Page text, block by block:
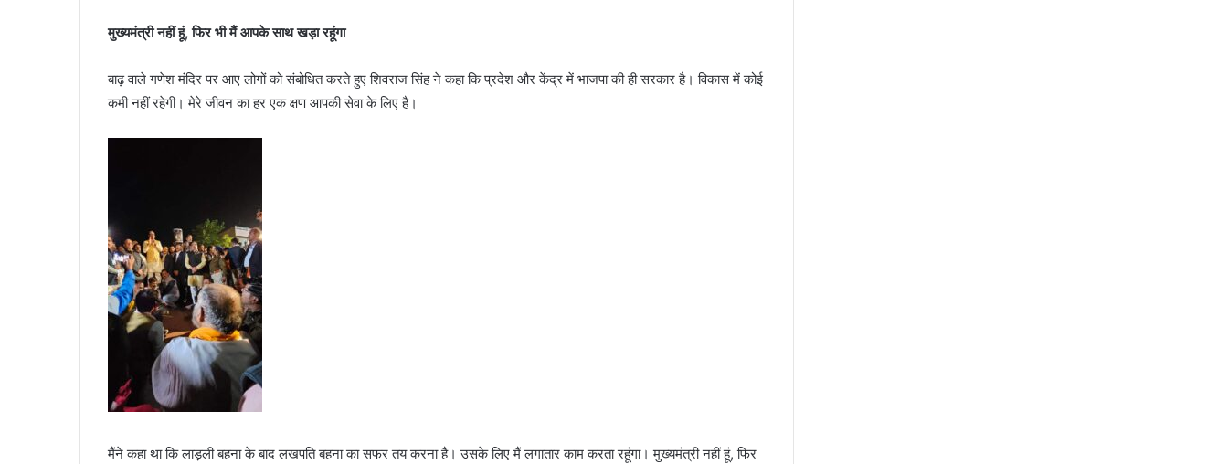
मुख्यमंत्री नहीं हूं, फिर भी मैं आपके साथ खड़ा रहूंगा
बाढ़ वाले गणेश मंदिर पर आए लोगों को संबोधित करते हुए शिवराज सिंह ने कहा कि प्रदेश और केंद्र में भाजपा की ही सरकार है। विकास में कोई
कमी नहीं रहेगी। मेरे जीवन का हर एक क्षण आपकी सेवा के लिए है।
मैंने कहा था कि लाड़ली बहना के बाद लखपति बहना का सफर तय करना है। उसके लिए मैं लगातार काम करता रहूंगा। मुख्यमंत्री नहीं हूं, फिर